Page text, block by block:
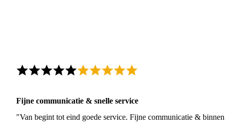
Fijne communicatie & snelle service
"Van begint tot eind goede service. Fijne communicatie &